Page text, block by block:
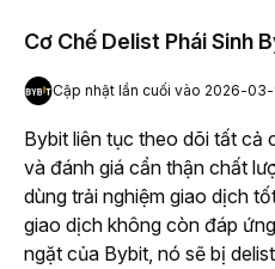
Cơ Chế Delist Phái Sinh
Cập nhật lần cuối vào 2026-03-
Bybit liên tục theo dõi tất cả
và đánh giá cẩn thận chất
dùng trải nghiệm giao dịch
giao dịch không còn đáp
ngặt của Bybit, nó sẽ bị